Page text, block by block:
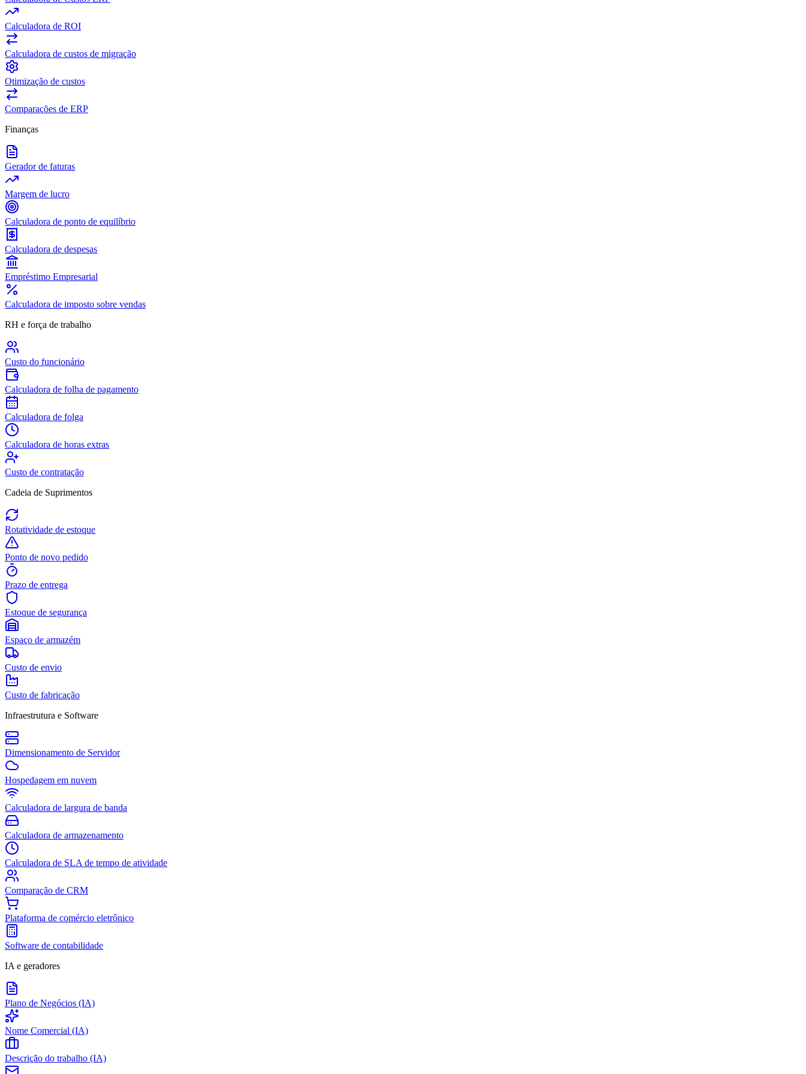
Calculadora de ROI
Calculadora de custos de migração
Otimização de custos
Comparações de ERP
Finanças
Gerador de faturas
Margem de lucro
Calculadora de ponto de equilíbrio
Calculadora de despesas
Empréstimo Empresarial
Calculadora de imposto sobre vendas
RH e força de trabalho
Custo do funcionário
Calculadora de folha de pagamento
Calculadora de folga
Calculadora de horas extras
Custo de contratação
Cadeia de Suprimentos
Rotatividade de estoque
Ponto de novo pedido
Prazo de entrega
Estoque de segurança
Espaço de armazém
Custo de envio
Custo de fabricação
Infraestrutura e Software
Dimensionamento de Servidor
Hospedagem em nuvem
Calculadora de largura de banda
Calculadora de armazenamento
Calculadora de SLA de tempo de atividade
Comparação de CRM
Plataforma de comércio eletrônico
Software de contabilidade
IA e geradores
Plano de Negócios (IA)
Nome Comercial (IA)
Descrição do trabalho (IA)